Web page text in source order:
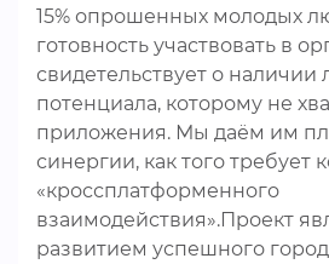
15% опрошенных молодых
готовность участвовать в
свидетельствует о наличии
потенциала, которому не
приложения. Мы даём им
синергии, как того требует
«кроссплатформенного
взаимодействия».Проект
развитием успешного